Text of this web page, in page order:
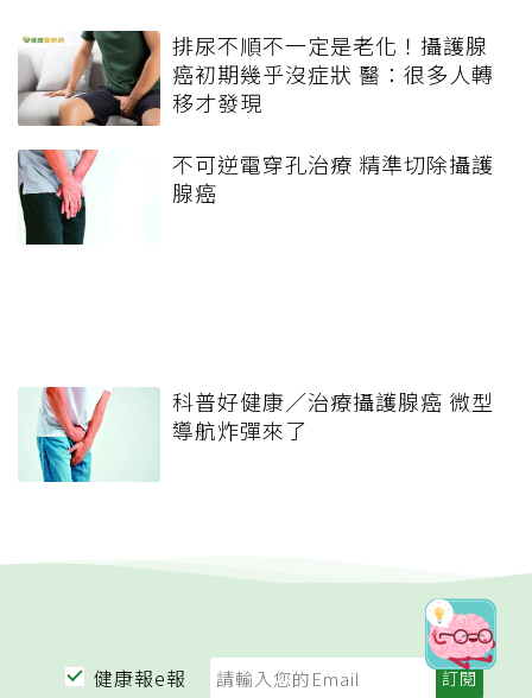
排尿不順不一定是老化！攝護腺
癌初期幾乎沒症狀 醫：很多人轉
移才發現
不可逆電穿孔治療 精準切除攝護
腺癌
科普好健康／治療攝護腺癌 微型
導航炸彈來了
健康報e報